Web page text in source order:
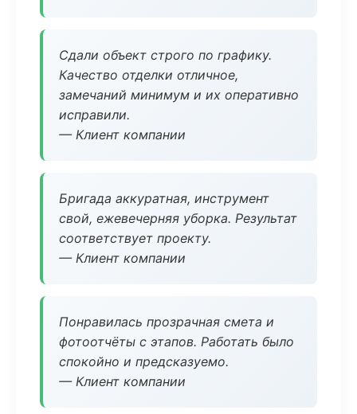
Сдали объект строго по графику.
Качество отделки отличное,
замечаний минимум и их оперативно
исправили.
— Клиент компании
Бригада аккуратная, инструмент
свой, ежевечерняя уборка. Результат
соответствует проекту.
— Клиент компании
Понравилась прозрачная смета и
фотоотчёты с этапов. Работать было
спокойно и предсказуемо.
— Клиент компании